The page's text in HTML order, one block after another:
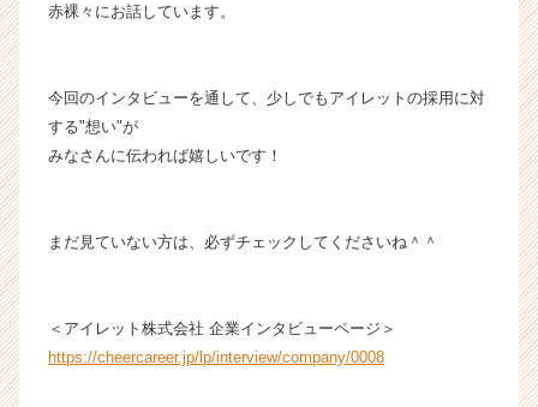
企
ら
カ
届
活
サ
赤裸々にお話しています。
今回のインタビューを通して、少しでもアイレットの採用に対
する"想い"が
みなさんに伝われば嬉しいです！
まだ見ていない方は、必ずチェックしてくださいね＾＾
＜アイレット株式会社 企業インタビューページ＞
https://cheercareer.jp/lp/interview/company/0008